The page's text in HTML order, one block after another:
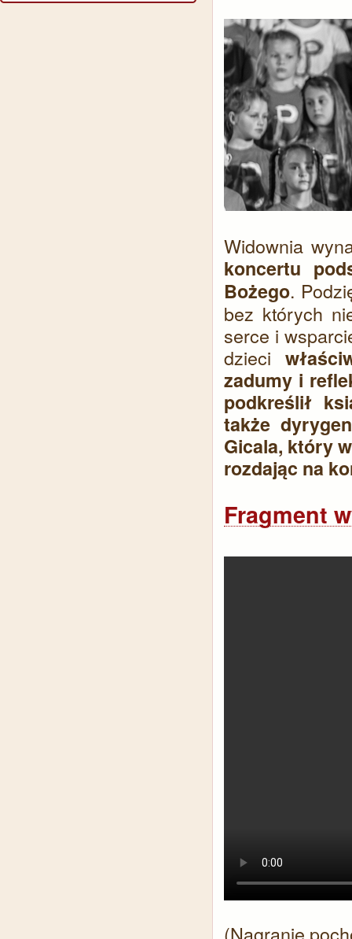
Widownia
koncertu
Bożego.
bez których
serce i
dzieci
zadumy i
podkreślił
także
Gicala, który
rozdając na
Fragment
(Nagranie